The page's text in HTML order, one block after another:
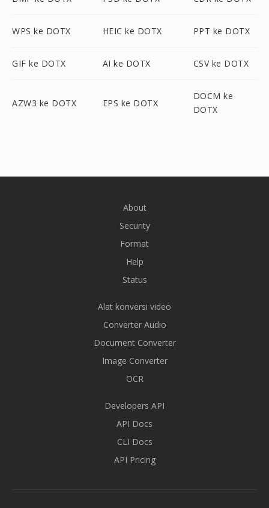
WPS ke DOTX HEIC ke DOTX PPT ke DOTX
GIF ke DOTX AI ke DOTX CSV ke DOTX
AZW3 ke DOTX EPS ke DOTX
DOCM ke
DOTX
About
Security
Format
Help
Status
Alat konversi video
Converter Audio
Document Converter
Image Converter
OCR
Developers API
API Docs
CLI Docs
API Pricing